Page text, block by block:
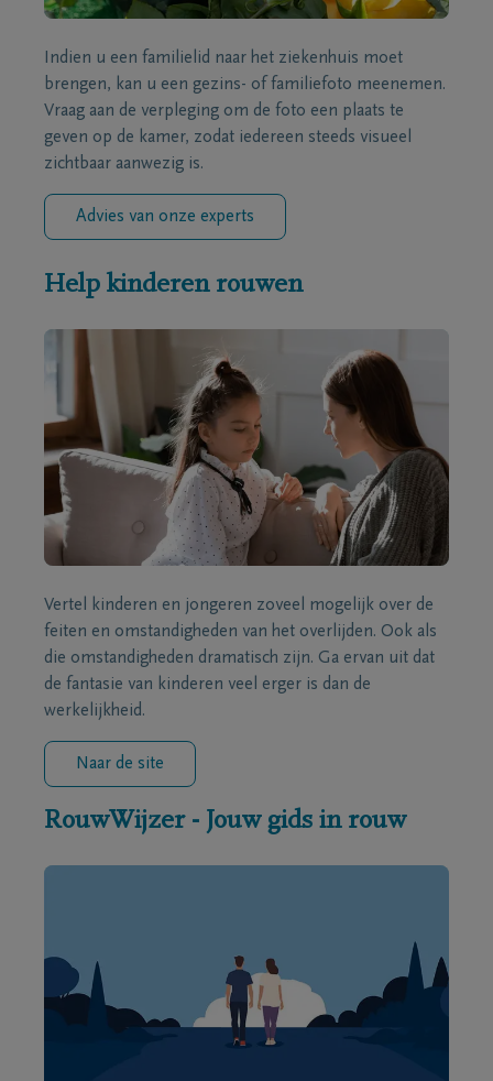
Indien u een familielid naar het ziekenhuis moet
brengen, kan u een gezins- of familiefoto meenemen.
Vraag aan de verpleging om de foto een plaats te
geven op de kamer, zodat iedereen steeds visueel
zichtbaar aanwezig is.
Advies van onze experts
Help kinderen rouwen
Vertel kinderen en jongeren zoveel mogelijk over de
feiten en omstandigheden van het overlijden. Ook als
die omstandigheden dramatisch zijn. Ga ervan uit dat
de fantasie van kinderen veel erger is dan de
werkelijkheid.
Naar de site
RouwWijzer - Jouw gids in rouw